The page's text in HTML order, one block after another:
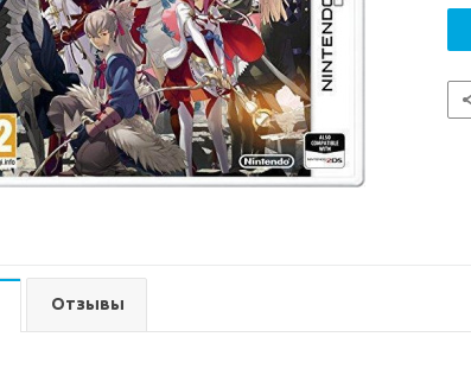
Отзывы